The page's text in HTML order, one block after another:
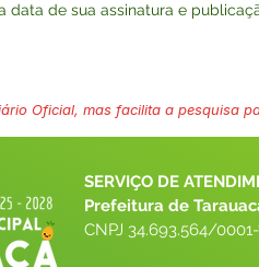
data de sua assinatura e
Oficial, mas facilita a pesquisa
SERVIÇO DE
Prefeitura de
CNPJ 34.693.564/